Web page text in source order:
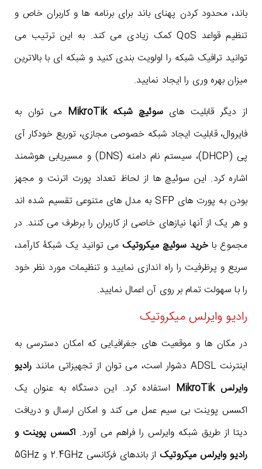
باند، محدود کردن پهنای باند برای برنامه ها و کاربران خاص و
تنظیم قواعد QoS کمک زیادی می کند. به این ترتیب می
توانید ترافیک شبکه را اولویت بندی کنید و شبکه ای با بالاترین
میزان بهره وری را ایجاد نمایید.
از دیگر قابلیت هایسوئیچ شبکه MikroTik
می توان به
فایروال، قابلیت ایجاد شبکه خصوصی مجازی، توریع خودکار آی
پی (DHCP)، سیستم نام دامنه (DNS) و مسیریابی هوشمند
اشاره کرد. این سوئیچ ها از لحاظ تعداد پورت اترنت و مجهز
بودن به پورت های SFP به مدل های متنوعی تقسیم شده اند
و هر یک از آنها نیازهای خاصی از کاربران را برطرف می کنند. در
مجموع با خرید سوئیچ میکروتیک می توانید یک شبکۀ کارآمد،
سریع و پرظرفیت را راه اندازی نمایید و تنظیمات مورد نظر خود
را با سهولت تمام بر روی آن اعمال نمایید.
رادیو وایرلس میکروتیک
در مکان ها و موقعیت های جغرافیایی که امکان دسترسی به
اینترنت ADSL دشوار است، می توان از تجهیزاتی مانند
رادیو
وایرلس MikroTik
استفاده کرد. این دستگاه به عنوان یک
اکسس پوینت بی سیم عمل می کند و امکان ارسال و دریافت
دیتا از طریق شبکه وایرلس را فراهم می آورد. اکسس پوینت و
رادیو وایرلس میکروتیک
از باندهای فرکانسی 2.4GHz و 5GHz